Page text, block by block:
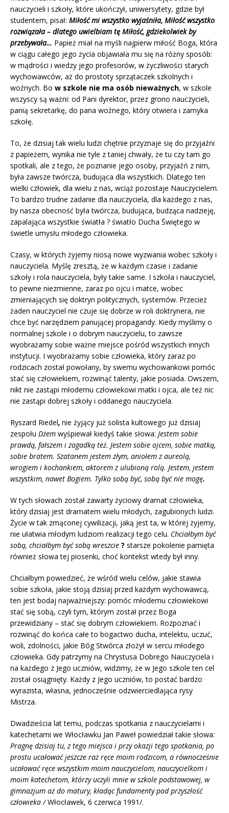
nauczycieli i szkoły, które ukończył, uniwersytety, gdzie był
studentem, pisał: Miłość mi wszystko wyjaśniła, Miłość wszystko
rozwiązała – dlatego uwielbiam tę Miłość, gdziekolwiek by
przebywała… Papież miał na myśli najpierw miłość Boga, która
w ciągu całego jego życia objawiała mu się na różny sposób:
w mądrości i wiedzy jego profesorów, w życzliwości starych
wychowawców, aż do prostoty sprzątaczek szkolnych i
woźnych. Bo w szkole nie ma osób nieważnych, w szkole
wszyscy są ważni: od Pani dyrektor, przez grono nauczycieli,
panią sekretarkę, do pana woźnego, który otwiera i zamyka
szkołę.
To, że dzisiaj tak wielu ludzi chętnie przyznaje się do przyjaźni
z papieżem, wynika nie tyle z taniej chwały, że tu czy tam go
spotkali, ale z tego, że poznanie jego osoby, przyjaźń z nim,
była zawsze twórcza, budująca dla wszystkich. Dlatego ten
wielki człowiek, dla wielu z nas, wciąż pozostaje Nauczycielem.
To bardzo trudne zadanie dla nauczyciela, dla każdego z nas,
by nasza obecność była twórcza, budująca, budząca nadzieję,
zapalająca wszystkie światła ? światło Ducha Świętego w
świetle umysłu młodego człowieka.
Czasy, w których żyjemy niosą nowe wyzwania wobec szkoły i
nauczyciela. Myślę zresztą, że w każdym czasie i zadanie
szkoły i rola nauczyciela, były takie same. I szkoła i nauczyciel,
to pewne niezmienne, zaraz po ojcu i matce, wobec
zmieniających się doktryn politycznych, systemów. Przecież
żaden nauczyciel nie czuje się dobrze w roli doktrynera, nie
chce być narzędziem panującej propagandy. Kiedy myślimy o
normalnej szkole i o dobrym nauczycielu, to zawsze
wyobrażamy sobie ważne miejsce pośród wszystkich innych
instytucji. I wyobrażamy sobie człowieka, który zaraz po
rodzicach został powołany, by swemu wychowankowi pomóc
stać się człowiekiem, rozwinąć talenty, jakie posiada. Owszem,
nikt nie zastąpi młodemu człowiekowi matki i ojca, ale też nic
nie zastąpi dobrej szkoły i oddanego nauczyciela.
Ryszard Riedel, nie żyjący już solista kultowego już dzisiaj
zespołu Dżem wyśpiewał kiedyś takie słowa: Jestem sobie
prawdą, fałszem i zagadką też. Jestem sobie ojcem, sobie matką,
sobie bratem. Szatanem jestem złym, aniołem z aureolą,
wrogiem i kochankiem, aktorem z ulubioną rolą. Jestem, jestem
wszystkim, nawet Bogiem. Tylko sobą być, sobą być nie mogę.
W tych słowach został zawarty życiowy dramat człowieka,
który dzisiaj jest dramatem wielu młodych, zagubionych ludzi.
Życie w tak zmąconej cywilizacji, jaką jest ta, w której żyjemy,
nie ułatwia młodym ludziom realizacji tego celu. Chciałbym być
sobą, chciałbym być sobą wreszcie ? starsze pokolenie pamięta
również słowa tej piosenki, choć kontekst wtedy był inny.
Chciałbym powiedzieć, że wśród wielu celów, jakie stawia
sobie szkoła, jakie stoją dzisiaj przed każdym wychowawcą,
ten jest bodaj najważniejszy: pomóc młodemu człowiekowi
stać się sobą, czyli tym, którym został przez Boga
przewidziany – stać się dobrym człowiekiem. Rozpoznać i
rozwinąć do końca całe to bogactwo ducha, intelektu, uczuć,
woli, zdolności, jakie Bóg Stwórca złożył w sercu młodego
człowieka. Gdy patrzymy na Chrystusa Dobrego Nauczyciela i
na każdego z Jego uczniów, widzimy, że w Jego szkole ten cel
został osiągnięty. Każdy z Jego uczniów, to postać bardzo
wyrazista, własna, jednocześnie odzwierciedlająca rysy
Mistrza.
Dwadzieścia lat temu, podczas spotkania z nauczycielami i
katechetami we Włocławku Jan Paweł powiedział takie słowa:
Pragnę dzisiaj tu, z tego miejsca i przy okazji tego spotkania, po
prostu ucałować jeszcze raz ręce moim rodzicom, a równocześnie
ucałować ręce wszystkim moim nauczycielom, nauczycielkom i
moim katechetom, którzy uczyli mnie w szkole podstawowej, w
gimnazjum aż do matury, kładąc fundamenty pod przyszłość
człowieka /Włocławek, 6 czerwca 1991/.